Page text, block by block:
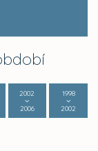
2002
2006
1998
2002